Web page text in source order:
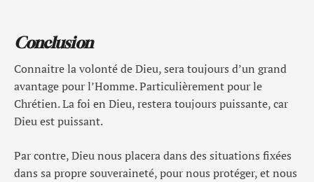
Conclusion
Connaitre la volonté de Dieu, sera toujours d’un grand
avantage pour l’Homme. Particulièrement pour le
Chrétien. La foi en Dieu, restera toujours puissante, car
Dieu est puissant.
Par contre, Dieu nous placera dans des situations fixées
dans sa propre souveraineté, pour nous protéger, et nous